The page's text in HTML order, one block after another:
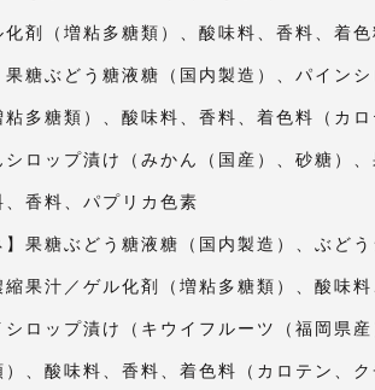
剤（増粘多糖類）、酸味料、香料、着色
果糖ぶどう糖液糖（国内製造）、パイン
多糖類）、酸味料、香料、着色料（カロ
シロップ漬け（みかん（国産）、砂糖）
香料、パプリカ色素
】果糖ぶどう糖液糖（国内製造）、ぶど
果汁／ゲル化剤（増粘多糖類）、酸味
シロップ漬け（キウイフルーツ（福岡県
、酸味料、香料、着色料（カロテン、ク